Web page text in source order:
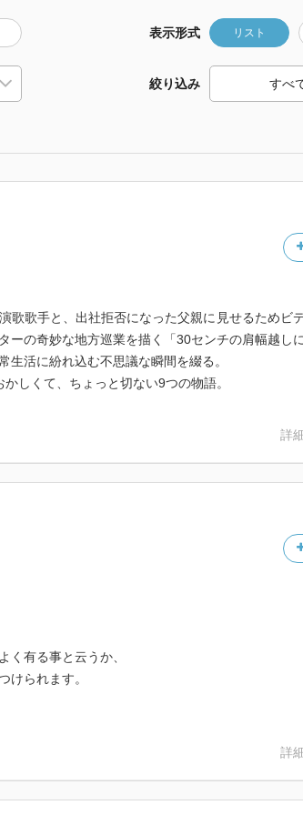
表示形式 リスト
絞り込み
歌歌手と、出社拒否になった父親に見せるためビ
ーの奇妙な地方巡業を描く「30センチの肩幅越し
生活に紛れ込む不思議な瞬間を綴る。
しくて、ちょっと切ない9つの物語。
詳
く有る事と云うか、
けられます。
詳